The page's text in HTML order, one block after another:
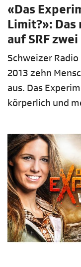
«Das
Limit?»:
auf SRF zwei
Schweizer
2013 zehn
aus. Das
körperlich und